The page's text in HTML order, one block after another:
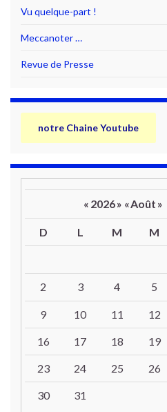
Vu quelque-part !
Meccanoter …
Revue de Presse
notre Chaine Youtube
« 2026» «Août »
D L M M
2 3 4 5
9 10 11 12
16 17 18 19
23 24 25 26
30 31